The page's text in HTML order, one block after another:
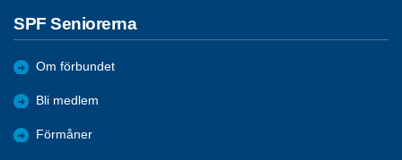
SPF Seniorerna
Om förbundet
Bli medlem
Förmåner